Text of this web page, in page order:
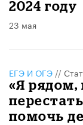
2024 году
23 мая
ЕГЭ И ОГЭ //
«Я рядом,
помочь